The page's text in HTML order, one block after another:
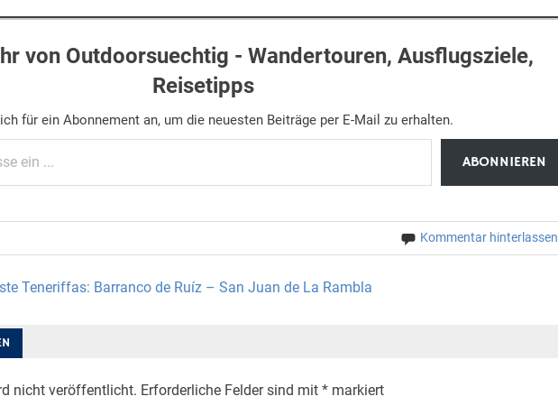
von Outdoorsuechtig - Wandertouren, Ausflugsziele,
Reisetipps
für ein Abonnement an, um die neuesten Beiträge per E-Mail zu erhalten.
ABONNIEREN
Kommentar hinterlassen
Teneriffas: Barranco de Ruíz – San Juan de La Rambla
nicht veröffentlicht. Erforderliche Felder sind mit *markiert